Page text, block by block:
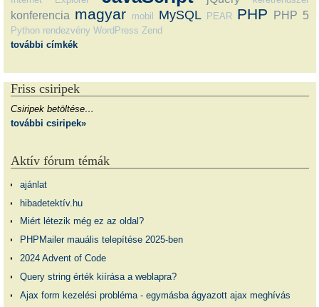
konferencia magyar mobil MySQL PEAR PHP PHP 5
Python rendezvény WordPress Zend
további címkék
Friss csiripek
Csiripek betöltése…
további csiripek»
Aktív fórum témák
ajánlat
hibadetektív.hu
Miért létezik még ez az oldal?
PHPMailer mauális telepítése 2025-ben
2024 Advent of Code
Query string érték kiírása a weblapra?
Ajax form kezelési probléma - egymásba ágyazott ajax meghívás